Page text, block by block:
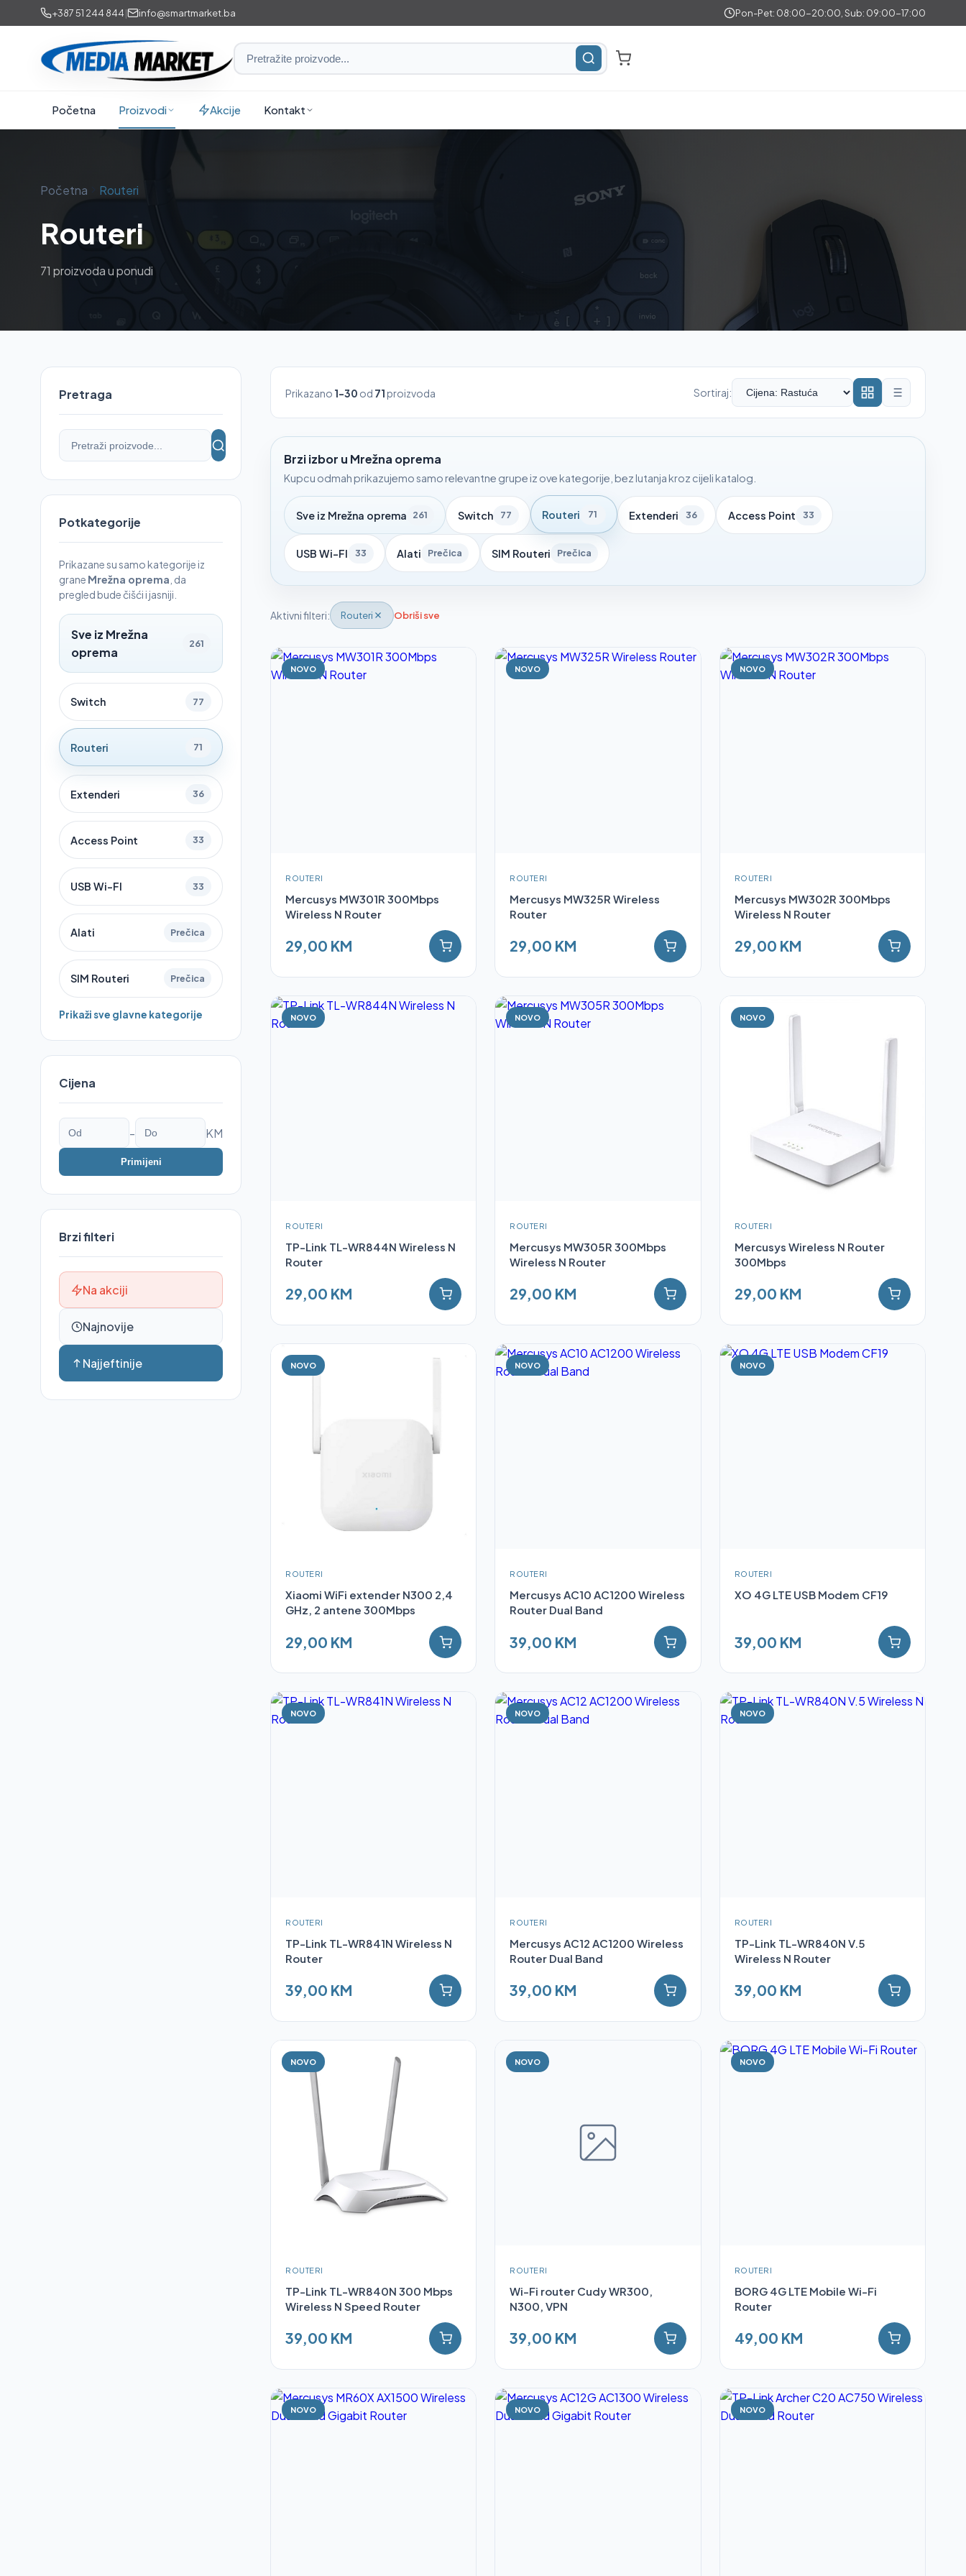
Preskoči
na
+387 51 244 844| info@smartmarket.ba Pon-Pet: 08:00-20:00, Sub: 09:00-17:00
Smart
Media
Početna Proizvodi Akcije Kontakt
Početna Routeri
Routeri
71 proizvoda u ponudi
Pretraga
Potkategorije
Prikazane su samo kategorije iz
grane Mrežna oprema , da
pregled bude čišći i jasniji.
Sve iz Mrežna
oprema
261
Switch 77
Routeri 71
Extenderi 36
Access Point 33
USB Wi-FI 33
Alati Prečica
SIM Routeri Prečica
Prikaži sve glavne kategorije
Cijena
- KM
Primijeni
Brzi filteri
Na akciji
Najnovije
Najjeftinije
Prikazano 1-30 od 71proizvoda Sortiraj:
Brzi izbor u Mrežna oprema
Kupcu odmah prikazujemo samo relevantne grupe iz ove kategorije, bez lutanja kroz cijeli katalog.
Sve iz Mrežna oprema 261 Switch 77 Routeri 71 Extenderi 36 Access Point 33
USB Wi-FI 33 Alati Prečica SIM Routeri Prečica
Aktivni filteri: Routeri Obriši sve
NOVO
ROUTERI
Mercusys MW301R 300Mbps
Wireless N Router
29,00 KM
NOVO
ROUTERI
Mercusys MW325R Wireless
Router
29,00 KM
NOVO
ROUTERI
Mercusys MW302R 300Mbps
Wireless N Router
29,00 KM
NOVO
ROUTERI
TP-Link TL-WR844N Wireless N
Router
29,00 KM
NOVO
ROUTERI
Mercusys MW305R 300Mbps
Wireless N Router
29,00 KM
NOVO
ROUTERI
Mercusys Wireless N Router
300Mbps
29,00 KM
NOVO
ROUTERI
Xiaomi WiFi extender N300 2,4
GHz, 2 antene 300Mbps
29,00 KM
NOVO
ROUTERI
Mercusys AC10 AC1200 Wireless
Router Dual Band
39,00 KM
NOVO
ROUTERI
XO 4G LTE USB Modem CF19
39,00 KM
NOVO
ROUTERI
TP-Link TL-WR841N Wireless N
Router
39,00 KM
NOVO
ROUTERI
Mercusys AC12 AC1200 Wireless
Router Dual Band
39,00 KM
NOVO
ROUTERI
TP-Link TL-WR840N V.5
Wireless N Router
39,00 KM
NOVO
ROUTERI
TP-Link TL-WR840N 300 Mbps
Wireless N Speed Router
39,00 KM
NOVO
ROUTERI
Wi-Fi router Cudy WR300,
N300, VPN
39,00 KM
NOVO
ROUTERI
BORG 4G LTE Mobile Wi-Fi
Router
49,00 KM
NOVO NOVO NOVO